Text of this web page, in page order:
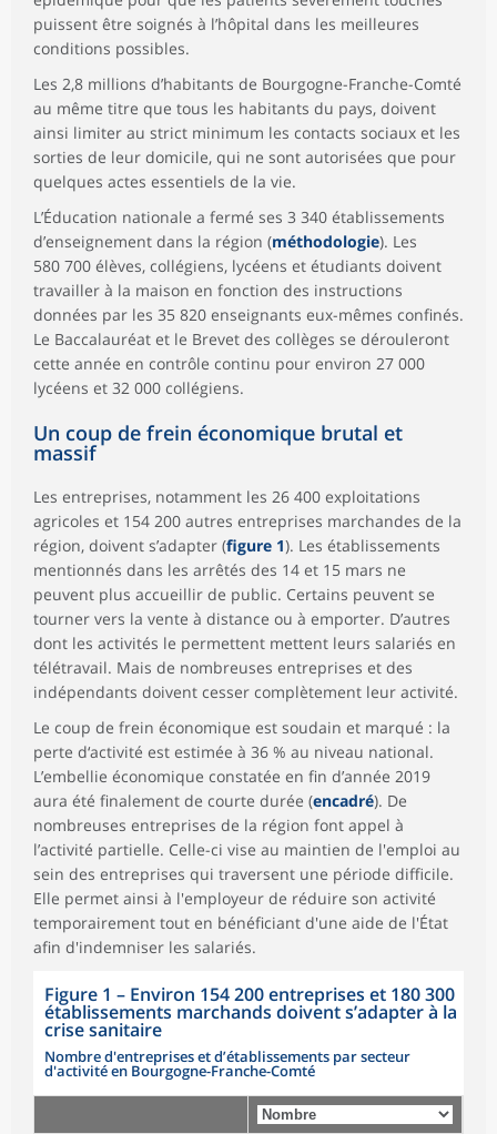
puissent être soignés à l’hôpital dans les meilleures
conditions possibles.
Les 2,8 millions d’habitants de Bourgogne-Franche-Comté
au même titre que tous les habitants du pays, doivent
ainsi limiter au strict minimum les contacts sociaux et les
sorties de leur domicile, qui ne sont autorisées que pour
quelques actes essentiels de la vie.
L’Éducation nationale a fermé ses 3 340 établissements
d’enseignement dans la région (méthodologie). Les
580 700 élèves, collégiens, lycéens et étudiants doivent
travailler à la maison en fonction des instructions
données par les 35 820 enseignants eux-mêmes confinés.
Le Baccalauréat et le Brevet des collèges se dérouleront
cette année en contrôle continu pour environ 27 000
lycéens et 32 000 collégiens.
Un coup de frein économique brutal et
massif
Les entreprises, notamment les 26 400 exploitations
agricoles et 154 200 autres entreprises marchandes de la
région, doivent s’adapter (figure 1). Les établissements
mentionnés dans les arrêtés des 14 et 15 mars ne
peuvent plus accueillir de public. Certains peuvent se
tourner vers la vente à distance ou à emporter. D’autres
dont les activités le permettent mettent leurs salariés en
télétravail. Mais de nombreuses entreprises et des
indépendants doivent cesser complètement leur activité.
Le coup de frein économique est soudain et marqué : la
perte d‘activité est estimée à 36 % au niveau national.
L’embellie économique constatée en fin d’année 2019
aura été finalement de courte durée (encadré). De
nombreuses entreprises de la région font appel à
l’activité partielle. Celle-ci vise au maintien de l'emploi au
sein des entreprises qui traversent une période difficile.
Elle permet ainsi à l'employeur de réduire son activité
temporairement tout en bénéficiant d'une aide de l'État
afin d'indemniser les salariés.
Figure 1 – Environ 154 200 entreprises et 180 300
établissements marchands doivent s’adapter à la
crise sanitaire
Nombre d'entreprises et d’établissements par secteur
d'activité en Bourgogne-Franche-Comté